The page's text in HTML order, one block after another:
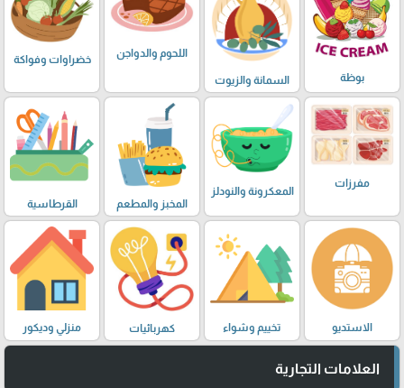
بوظة السمانة والزيوت
اللحوم والدواجن
خضراوات وفواكة
مفرزات
المعكرونة والنودلز
المخبز والمطعم
القرطاسية
الاستديو تخييم وشواء كهربائيات منزلي وديكور
العلامات التجارية